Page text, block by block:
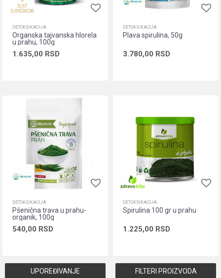
DETOKSIKACIJA
Organska tajvanska hlorela
u prahu, 100g
1.635,00 RSD
DETOKSIKACIJA
Plava spirulina, 50g
3.780,00 RSD
DETOKSIKACIJA
Pšenična trava u prahu-
organik, 100g
540,00 RSD
DETOKSIKACIJA
Spirulina 100 gr u prahu
1.225,00 RSD
UPOREĐIVANJE
FILTERI PROIZVODA